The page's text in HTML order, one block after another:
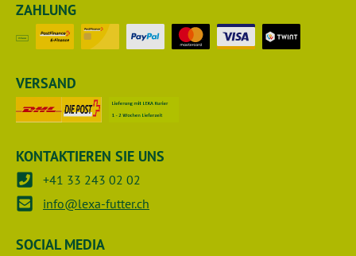
ZAHLUNG
VERSAND
KONTAKTIEREN SIE UNS
+41 33 243 02 02
info@lexa-futter.ch
SOCIAL MEDIA